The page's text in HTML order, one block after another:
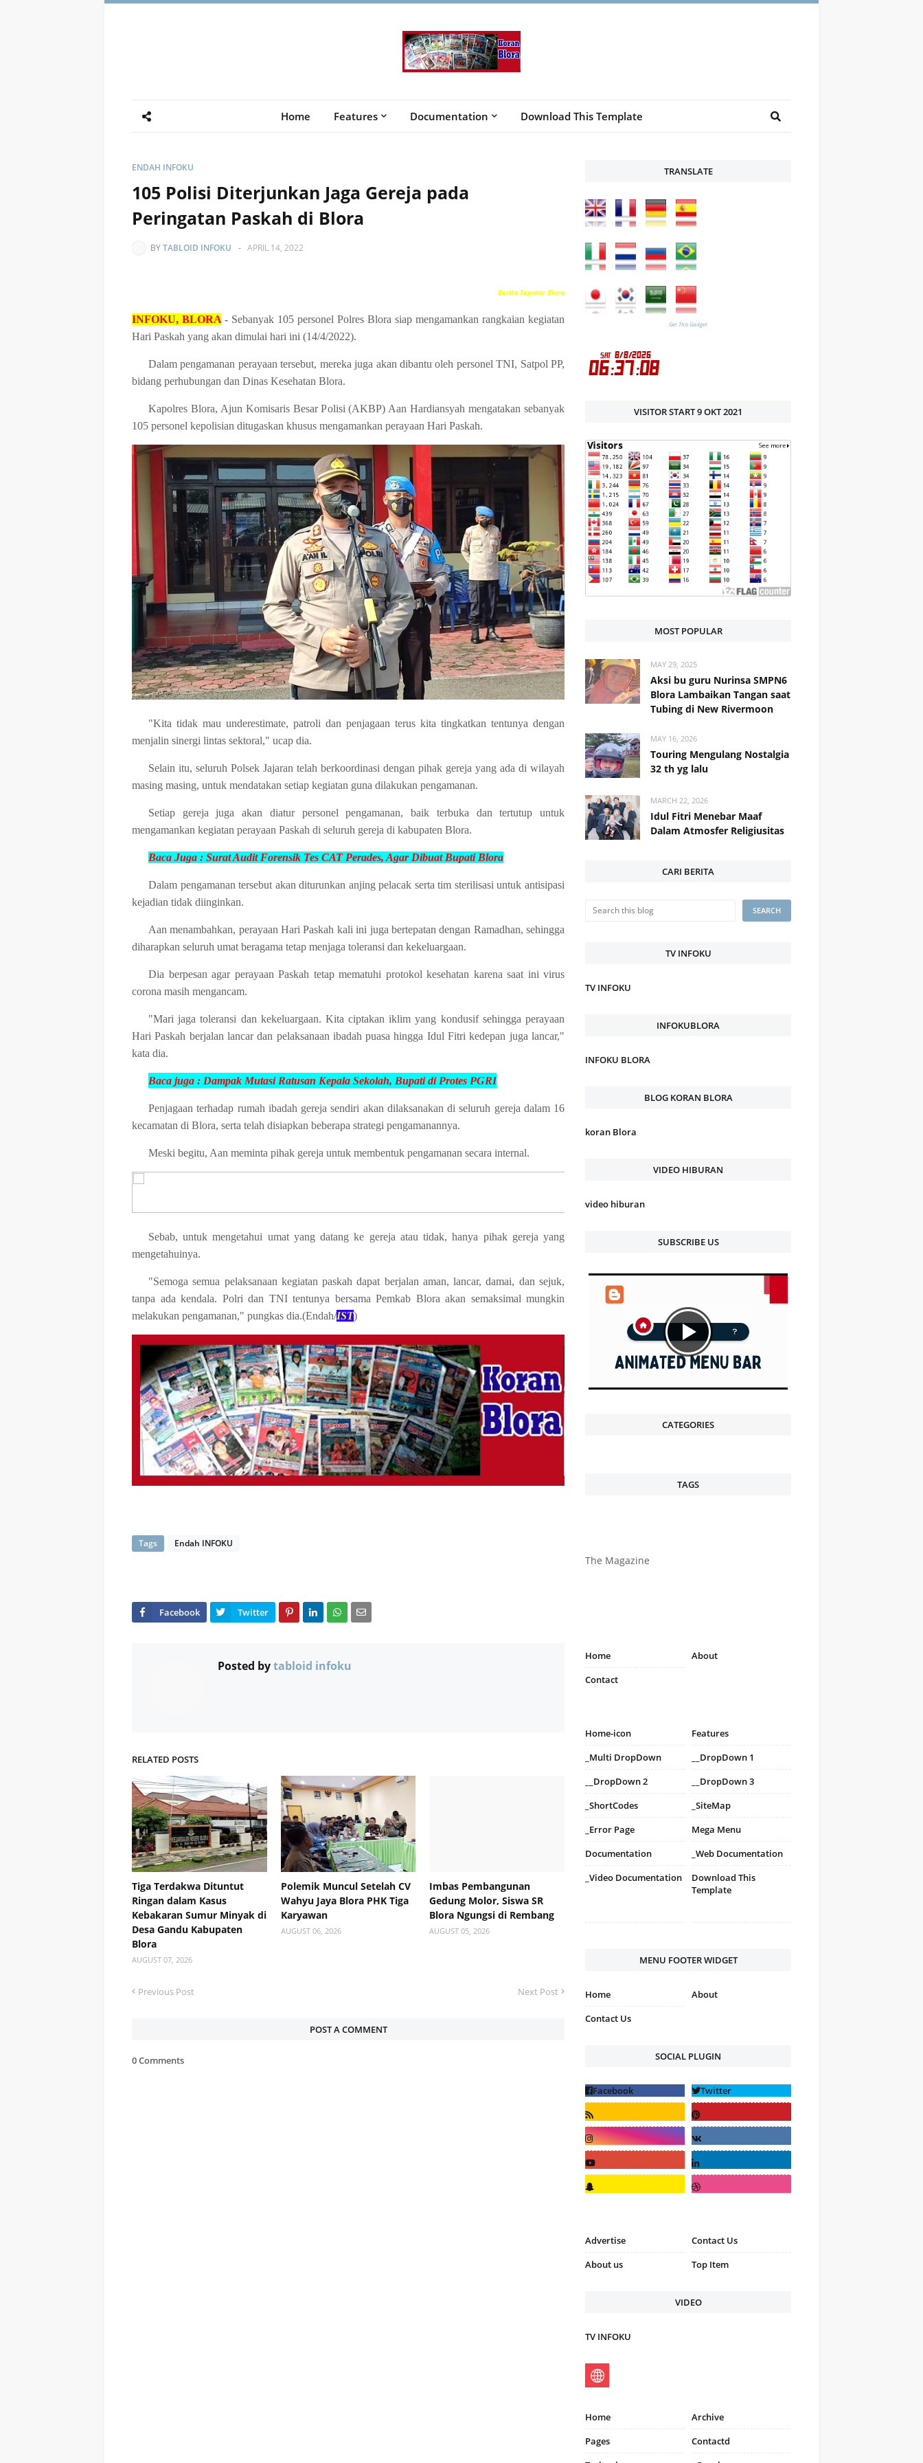
Home Features Documentation Download This Template
ENDAH INFOKU
105 Polisi Diterjunkan Jaga Gereja pada
Peringatan Paskah di Blora
BYTABLOID INFOKU - APRIL 14, 2022
Berita Seputar Blora
INFOKU, BLORA - Sebanyak 105 personel Polres Blora siap mengamankan rangkaian kegiatan
Hari Paskah yang akan dimulai hari ini (14/4/2022).
Dalam pengamanan perayaan tersebut, mereka juga akan dibantu oleh personel TNI, Satpol PP,
bidang perhubungan dan Dinas Kesehatan Blora.
Kapolres Blora, Ajun Komisaris Besar Polisi (AKBP) Aan Hardiansyah mengatakan sebanyak
105 personel kepolisian ditugaskan khusus mengamankan perayaan Hari Paskah.
"Kita tidak mau underestimate, patroli dan penjagaan terus kita tingkatkan tentunya dengan
menjalin sinergi lintas sektoral," ucap dia.
Selain itu, seluruh Polsek Jajaran telah berkoordinasi dengan pihak gereja yang ada di wilayah
masing masing, untuk mendatakan setiap kegiatan guna dilakukan pengamanan.
Setiap gereja juga akan diatur personel pengamanan, baik terbuka dan tertutup untuk
mengamankan kegiatan perayaan Paskah di seluruh gereja di kabupaten Blora.
Baca Juga : Surat Audit Forensik Tes CAT Perades, Agar Dibuat Bupati Blora
Dalam pengamanan tersebut akan diturunkan anjing pelacak serta tim sterilisasi untuk antisipasi
kejadian tidak diinginkan.
Aan menambahkan, perayaan Hari Paskah kali ini juga bertepatan dengan Ramadhan, sehingga
diharapkan seluruh umat beragama tetap menjaga toleransi dan kekeluargaan.
Dia berpesan agar perayaan Paskah tetap mematuhi protokol kesehatan karena saat ini virus
corona masih mengancam.
"Mari jaga toleransi dan kekeluargaan. Kita ciptakan iklim yang kondusif sehingga perayaan
Hari Paskah berjalan lancar dan pelaksanaan ibadah puasa hingga Idul Fitri kedepan juga lancar,"
kata dia.
Baca juga : Dampak Mutasi Ratusan Kepala Sekolah, Bupati di Protes PGRI
Penjagaan terhadap rumah ibadah gereja sendiri akan dilaksanakan di seluruh gereja dalam 16
kecamatan di Blora, serta telah disiapkan beberapa strategi pengamanannya.
Meski begitu, Aan meminta pihak gereja untuk membentuk pengamanan secara internal.
Sebab, untuk mengetahui umat yang datang ke gereja atau tidak, hanya pihak gereja yang
mengetahuinya.
"Semoga semua pelaksanaan kegiatan paskah dapat berjalan aman, lancar, damai, dan sejuk,
tanpa ada kendala. Polri dan TNI tentunya bersama Pemkab Blora akan semaksimal mungkin
melakukan pengamanan," pungkas dia.(Endah/IST)
Tags Endah INFOKU
Posted bytabloid infoku
RELATED POSTS
Tiga Terdakwa Dituntut
Ringan dalam Kasus
Kebakaran Sumur Minyak di
Desa Gandu Kabupaten
Blora
AUGUST 07, 2026
Polemik Muncul Setelah CV
Wahyu Jaya Blora PHK Tiga
Karyawan
AUGUST 06, 2026
Imbas Pembangunan
Gedung Molor, Siswa SR
Blora Ngungsi di Rembang
AUGUST 05, 2026
Previous Post Next Post
POST A COMMENT
0 Comments
TRANSLATE
Get This Gadget
VISITOR START 9 OKT 2021
MOST POPULAR
MAY 29, 2025
Aksi bu guru Nurinsa SMPN6
Blora Lambaikan Tangan saat
Tubing di New Rivermoon
MAY 16, 2026
Touring Mengulang Nostalgia
32 th yg lalu
MARCH 22, 2026
Idul Fitri Menebar Maaf
Dalam Atmosfer Religiusitas
CARI BERITA
TV INFOKU
TV INFOKU
INFOKUBLORA
INFOKU BLORA
BLOG KORAN BLORA
koran Blora
VIDEO HIBURAN
video hiburan
SUBSCRIBE US
CATEGORIES
TAGS
The Magazine
Home
About
Contact
Home-icon
Features
_Multi DropDown
__DropDown 1
__DropDown 2
__DropDown 3
_ShortCodes
_SiteMap
_Error Page
Mega Menu
Documentation
_Web Documentation
_Video Documentation
Download This
Template
MENU FOOTER WIDGET
Home
About
Contact Us
SOCIAL PLUGIN
Advertise
Contact Us
About us
Top Item
VIDEO
TV INFOKU
Home
Archive
Pages
Contactd